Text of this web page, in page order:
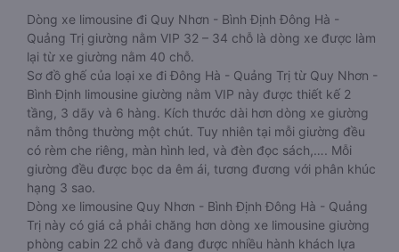
Dòng xe limousine đi Quy Nhơn - Bình Định Đông Hà -
Quảng Trị giường nằm VIP 32 – 34 chỗ là dòng xe được làm
lại từ xe giường nằm 40 chỗ.
Sơ đồ ghế của loại xe đi Đông Hà - Quảng Trị từ Quy Nhơn -
Bình Định limousine giường nằm VIP này được thiết kế 2
tầng, 3 dãy và 6 hàng. Kích thước dài hơn dòng xe giường
nằm thông thường một chút. Tuy nhiên tại mỗi giường đều
có rèm che riêng, màn hình led, và đèn đọc sách,…. Mỗi
giường đều được bọc da êm ái, tương đương với phân khúc
hạng 3 sao.
Dòng xe limousine Quy Nhơn - Bình Định Đông Hà - Quảng
Trị này có giá cả phải chăng hơn dòng xe limousine giường
phòng cabin 22 chỗ và đang được nhiều hành khách lựa